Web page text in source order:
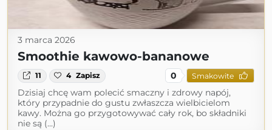
3 marca 2026
Smoothie kawowo-bananowe
11 4 Zapisz 0 Smakowite
Dzisiaj chcę wam polecić smaczny i zdrowy napój,
który przypadnie do gustu zwłaszcza wielbicielom
kawy. Można go przygotowywać cały rok, bo składniki
nie są (...)